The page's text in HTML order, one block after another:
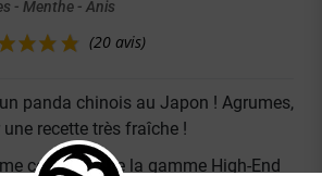
(20 avis)
- Menthe - Anis
panda chinois au Japon ! Agrumes,
recette très fraîche !
concentré de la gamme High-End